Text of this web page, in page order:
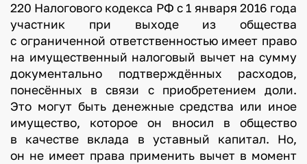
220 Налогового кодекса РФ с 1 января 2016 года
участник при выходе из общества
с ограниченной ответственностью имеет право
на имущественный налоговый вычет на сумму
документально подтверждённых расходов,
понесённых в связи с приобретением доли.
Это могут быть денежные средства или иное
имущество, которое он вносил в общество
в качестве вклада в уставный капитал. Но,
он не имеет права применить вычет в момент